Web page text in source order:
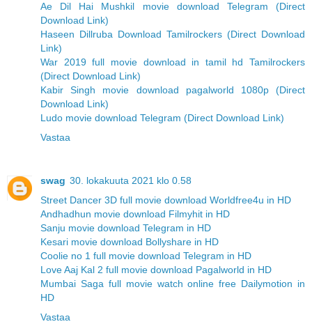
Ae Dil Hai Mushkil movie download Telegram (Direct
Download Link)
Haseen Dillruba Download Tamilrockers (Direct Download
Link)
War 2019 full movie download in tamil hd Tamilrockers
(Direct Download Link)
Kabir Singh movie download pagalworld 1080p (Direct
Download Link)
Ludo movie download Telegram (Direct Download Link)
Vastaa
swag 30. lokakuuta 2021 klo 0.58
Street Dancer 3D full movie download Worldfree4u in HD
Andhadhun movie download Filmyhit in HD
Sanju movie download Telegram in HD
Kesari movie download Bollyshare in HD
Coolie no 1 full movie download Telegram in HD
Love Aaj Kal 2 full movie download Pagalworld in HD
Mumbai Saga full movie watch online free Dailymotion in
HD
Vastaa